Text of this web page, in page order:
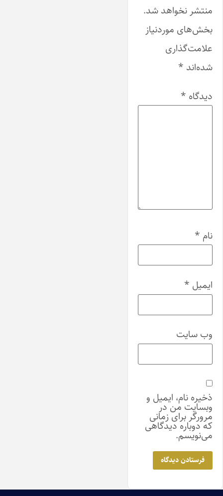
منتشر نخواهد شد.
بخش‌های موردنیاز
علامت‌گذاری
شده‌اند *
دیدگاه *
نام *
ایمیل *
وب‌ سایت
ذخیره نام، ایمیل و
وبسایت من در
مرورگر برای زمانی
که دوباره دیدگاهی
می‌نویسم.